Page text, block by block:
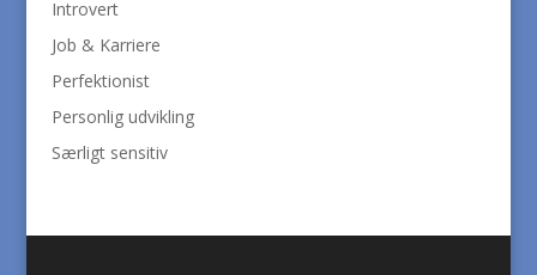
Introvert
Job & Karriere
Perfektionist
Personlig udvikling
Særligt sensitiv